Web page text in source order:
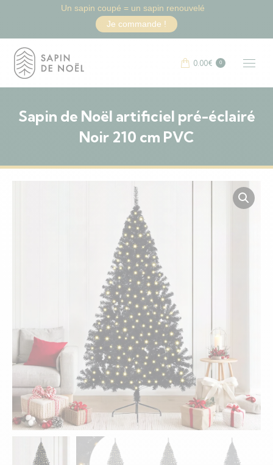
0.00€ 0
Sapin de Noël artificiel pré-éclairé
Noir 210 cm PVC
Un sapin coupé = un sapin renouvelé
Je commande !